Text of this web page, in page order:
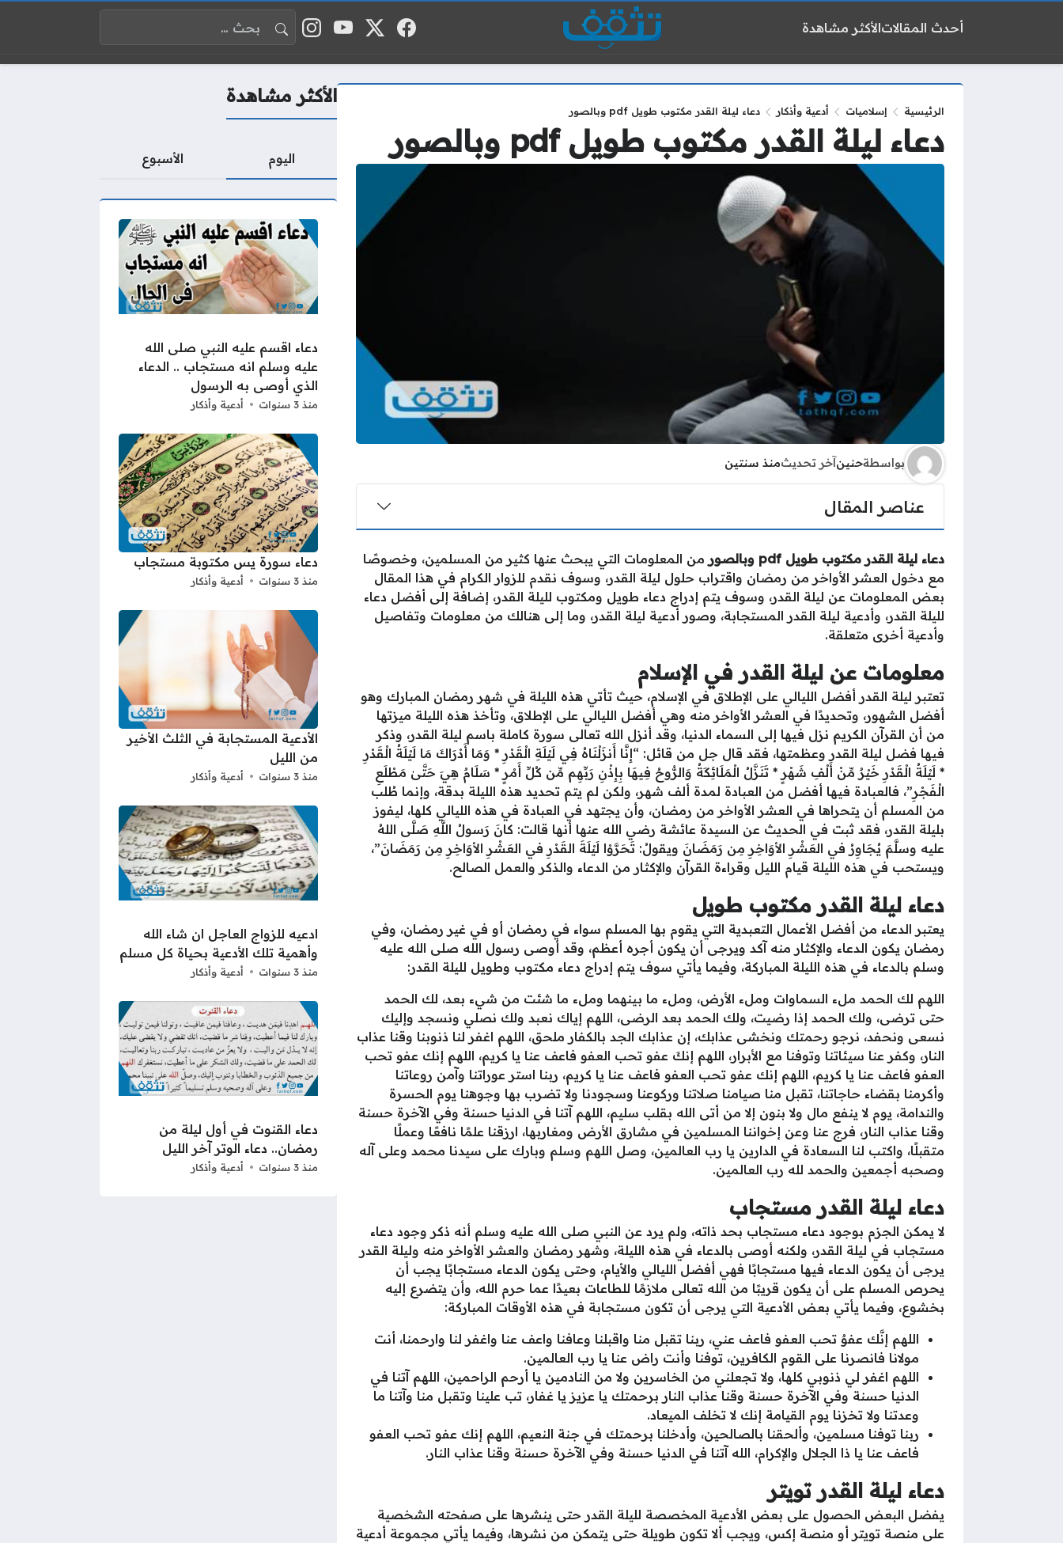
أحدث المقالاتالأكثر مشاهدة
مواقع التواصل فيسبوكمنصة إكس
يوتيوبإنستغرام
البحث عن:
الأكثر مشاهدة
اليوم الأسبوع
دعاء اقسم عليه النبي صلى الله
عليه وسلم انه مستجاب .. الدعاء
الذي أوصى به الرسول
منذ 3 سنوات أدعية وأذكار
دعاء سورة يس مكتوبة مستجاب
منذ 3 سنوات أدعية وأذكار
الأدعية المستجابة في الثلث الأخير
من الليل
منذ 3 سنوات أدعية وأذكار
ادعيه للزواج العاجل ان شاء الله
وأهمية تلك الأدعية بحياة كل مسلم
منذ 3 سنوات أدعية وأذكار
دعاء القنوت في أول ليلة من
رمضان.. دعاء الوتر آخر الليل
منذ 3 سنوات أدعية وأذكار
الرئيسية إسلاميات أدعية وأذكار دعاء ليلة القدر مكتوب طويل pdf وبالصور
دعاء ليلة القدر مكتوب طويل pdf وبالصور
بواسطةحنينآخر تحديثمنذ سنتين
عناصر المقال
دعاء ليلة القدر مكتوب طويل pdf وبالصور
من المعلومات التي يبحث عنها كثير من المسلمين، وخصوصًا
مع دخول العشر الأواخر من رمضان واقتراب حلول ليلة القدر، وسوف نقدم للزوار الكرام في هذا المقال
بعض المعلومات عن ليلة القدر، وسوف يتم إدراج دعاء طويل ومكتوب لليلة القدر، إضافة إلى أفضل دعاء
لليلة القدر، وأدعية ليلة القدر المستجابة، وصور أدعية ليلة القدر، وما إلى هنالك من معلومات وتفاصيل
وأدعية أخرى متعلقة.
معلومات عن ليلة القدر في الإسلام
تعتبر ليلة القدر أفضل الليالي على الإطلاق في الإسلام، حيث تأتي هذه الليلة في شهر رمضان المبارك وهو
أفضل الشهور، وتحديدًا في العشر الأواخر منه وهي أفضل الليالي على الإطلاق، وتأخذ هذه الليلة ميزتها
من أن القرآن الكريم نزل فيها إلى السماء الدنيا، وقد أنزل الله تعالى سورة كاملة باسم ليلة القدر، وذكر
فيها فضل ليلة القدر وعظمتها، فقد قال جل من قائل: “إِنَّا أَنزَلْنَاهُ فِي لَيْلَةِ الْقَدْرِ * وَمَا أَدْرَاكَ مَا لَيْلَةُ الْقَدْرِ
* لَيْلَةُ الْقَدْرِ خَيْرٌ مِّنْ أَلْفِ شَهْرٍ * تَنَزَّلُ الْمَلَائِكَةُ وَالرُّوحُ فِيهَا بِإِذْنِ رَبِّهِم مِّن كُلِّ أَمْرٍ * سَلَامٌ هِيَ حَتَّىٰ مَطْلَعِ
الْفَجْرِ”، فالعبادة فيها أفضل من العبادة لمدة ألف شهر، ولكن لم يتم تحديد هذه الليلة بدقة، وإنما طُلب
من المسلم أن يتحراها في العشر الأواخر من رمضان، وأن يجتهد في العبادة في هذه الليالي كلها، ليفوز
بليلة القدر، فقد ثبت في الحديث عن السيدة عائشة رضي الله عنها أنها قالت: كانَ رَسولُ اللَّهِ صَلَّى اللهُ
عليه وسلَّمَ يُجَاوِرُ في العَشْرِ الأوَاخِرِ مِن رَمَضَانَ ويقولُ: تَحَرَّوْا لَيْلَةَ القَدْرِ في العَشْرِ الأوَاخِرِ مِن رَمَضَانَ”،
ويستحب في هذه الليلة قيام الليل وقراءة القرآن والإكثار من الدعاء والذكر والعمل الصالح.
دعاء ليلة القدر مكتوب طويل
يعتبر الدعاء من أفضل الأعمال التعبدية التي يقوم بها المسلم سواء في رمضان أو في غير رمضان، وفي
رمضان يكون الدعاء والإكثار منه آكد ويرجى أن يكون أجره أعظم، وقد أوصى رسول الله صلى الله عليه
وسلم بالدعاء في هذه الليلة المباركة، وفيما يأتي سوف يتم إدراج دعاء مكتوب وطويل لليلة القدر:
اللهم لك الحمد ملء السماوات وملء الأرض، وملء ما بينهما وملء ما شئت من شيء بعد، لك الحمد
حتى ترضى، ولك الحمد إذا رضيت، ولك الحمد بعد الرضى، اللهم إياك نعبد ولك نصلي ونسجد وإليك
نسعى ونحفد، نرجو رحمتك ونخشى عذابك، إن عذابك الجد بالكفار ملحق، اللهم اغفر لنا ذنوبنا وقنا عذاب
النار، وكفر عنا سيئاتنا وتوفنا مع الأبرار، اللهم إنكَ عفو تحب العفو فاعف عنا يا كريم، اللهم إنك عفو تحب
العفو فاعف عنا يا كريم، اللهم إنك عفو تحب العفو فاعف عنا يا كريم، ربنا استر عوراتنا وآمن روعاتنا
وأكرمنا بقضاء حاجاتنا، تقبل منا صيامنا صلاتنا وركوعنا وسجودنا ولا تضرب بها وجوهنا يوم الحسرة
والندامة، يوم لا ينفع مال ولا بنون إلا من أتى الله بقلب سليم، اللهم آتنا في الدنيا حسنة وفي الآخرة حسنة
وقنا عذاب النار، فرج عنا وعن إخواننا المسلمين في مشارق الأرض ومغاربها، ارزقنا علمًا نافعًا وعملًا
متقبلًا، واكتب لنا السعادة في الدارين يا رب العالمين، وصل اللهم وسلم وبارك على سيدنا محمد وعلى آله
وصحبه أجمعين والحمد لله رب العالمين.
دعاء ليلة القدر مستجاب
لا يمكن الجزم بوجود دعاء مستجاب بحد ذاته، ولم يرد عن النبي صلى الله عليه وسلم أنه ذكر وجود دعاء
مستجاب في ليلة القدر، ولكنه أوصى بالدعاء في هذه الليلة، وشهر رمضان والعشر الأواخر منه وليلة القدر
يرجى أن يكون الدعاء فيها مستجابًا فهي أفضل الليالي والأيام، وحتى يكون الدعاء مستجابًا يجب أن
يحرص المسلم على أن يكون قريبًا من الله تعالى ملازمًا للطاعات بعيدًا عما حرم الله، وأن يتضرع إليه
بخشوع، وفيما يأتي بعض الأدعية التي يرجى أن تكون مستجابة في هذه الأوقات المباركة:
اللهم إنَّك عفوٌ تحب العفو فاعف عني، ربنا تقبل منا واقبلنا وعافنا واعف عنا واغفر لنا وارحمنا، أنت
مولانا فانصرنا على القوم الكافرين، توفنا وأنت راض عنا يا رب العالمين.
اللهم اغفر لي ذنوبي كلها، ولا تجعلني من الخاسرين ولا من النادمين يا أرحم الراحمين، اللهم آتنا في
الدنيا حسنة وفي الآخرة حسنة وقنا عذاب النار برحمتك يا عزيز يا غفار، تب علينا وتقبل منا وآتنا ما
وعدتنا ولا تخزنا يوم القيامة إنك لا تخلف الميعاد.
ربنا توفنا مسلمين، وألحقنا بالصالحين، وأدخلنا برحمتك في جنة النعيم، اللهم إنك عفو تحب العفو
فاعف عنا يا ذا الجلال والإكرام، الله آتنا في الدنيا حسنة وفي الآخرة حسنة وقنا عذاب النار.
دعاء ليلة القدر تويتر
يفضل البعض الحصول على بعض الأدعية المخصصة لليلة القدر حتى ينشرها على صفحته الشخصية
على منصة تويتر أو منصة إكس، ويجب ألا تكون طويلة حتى يتمكن من نشرها، وفيما يأتي مجموعة أدعية